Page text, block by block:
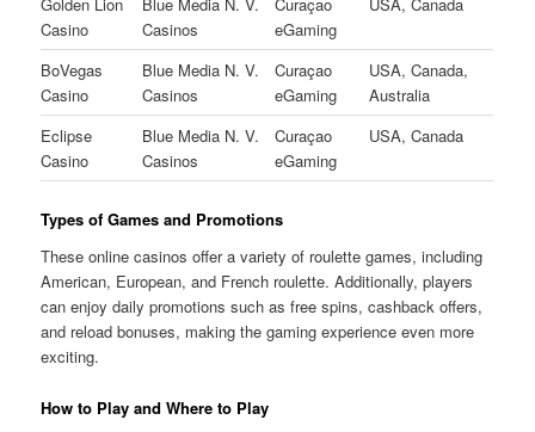
Casino
Casinos
eGaming
BoVegas
Casino
Blue Media N. V.
Casinos
Curaçao
eGaming
USA, Canada,
Australia
Eclipse
Casino
Blue Media N. V.
Casinos
Curaçao
eGaming
USA, Canada
Types of Games and Promotions
These online casinos offer a variety of roulette games, including
American, European, and French roulette. Additionally, players
can enjoy daily promotions such as free spins, cashback offers,
and reload bonuses, making the gaming experience even more
exciting.
How to Play and Where to Play